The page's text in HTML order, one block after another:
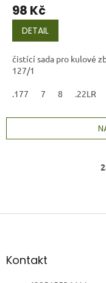
98 Kč
DETAIL
čistící sada pro kulové
127/1
.177 7 8 .22LR
Z
aKontakt